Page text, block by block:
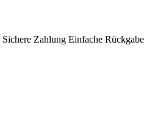
Sichere Zahlung Einfache Rückgabe